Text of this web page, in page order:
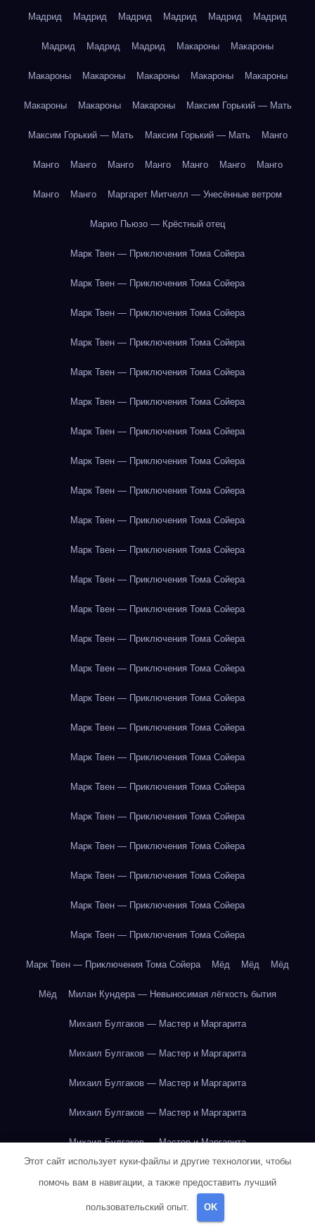
Мадрид Мадрид Мадрид Мадрид Мадрид Мадрид
Мадрид Мадрид Мадрид Макароны Макароны
Макароны Макароны Макароны Макароны Макароны
Макароны Макароны Макароны Максим Горький — Мать
Максим Горький — Мать Максим Горький — Мать Манго
Манго Манго Манго Манго Манго Манго Манго
Манго Манго Маргарет Митчелл — Унесённые ветром
Марио Пьюзо — Крёстный отец
Марк Твен — Приключения Тома Сойера
Марк Твен — Приключения Тома Сойера
Марк Твен — Приключения Тома Сойера
Марк Твен — Приключения Тома Сойера
Марк Твен — Приключения Тома Сойера
Марк Твен — Приключения Тома Сойера
Марк Твен — Приключения Тома Сойера
Марк Твен — Приключения Тома Сойера
Марк Твен — Приключения Тома Сойера
Марк Твен — Приключения Тома Сойера
Марк Твен — Приключения Тома Сойера
Марк Твен — Приключения Тома Сойера
Марк Твен — Приключения Тома Сойера
Марк Твен — Приключения Тома Сойера
Марк Твен — Приключения Тома Сойера
Марк Твен — Приключения Тома Сойера
Марк Твен — Приключения Тома Сойера
Марк Твен — Приключения Тома Сойера
Марк Твен — Приключения Тома Сойера
Марк Твен — Приключения Тома Сойера
Марк Твен — Приключения Тома Сойера
Марк Твен — Приключения Тома Сойера
Марк Твен — Приключения Тома Сойера
Марк Твен — Приключения Тома Сойера
Марк Твен — Приключения Тома Сойера Мёд Мёд Мёд
Мёд Милан Кундера — Невыносимая лёгкость бытия
Михаил Булгаков — Мастер и Маргарита
Михаил Булгаков — Мастер и Маргарита
Михаил Булгаков — Мастер и Маргарита
Михаил Булгаков — Мастер и Маргарита
Михаил Булгаков — Мастер и Маргарита
Михаил Булгаков — Мастер и Маргарита
Этот сайт использует куки-файлы и другие технологии, чтобы
помочь вам в навигации, а также предоставить лучший
пользовательский опыт. OK